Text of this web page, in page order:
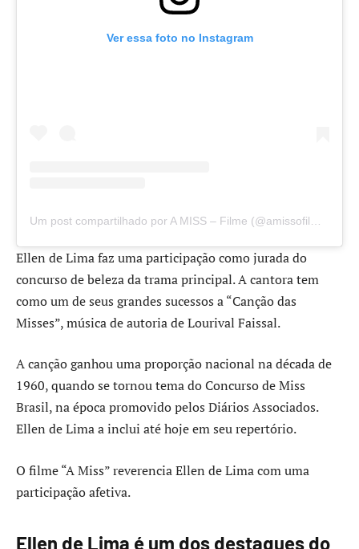
Ver essa foto no Instagram
Ellen de Lima faz uma participação como jurada do
concurso de beleza da trama principal. A cantora tem
como um de seus grandes sucessos a “Canção das
Misses”, música de autoria de Lourival Faissal.
A canção ganhou uma proporção nacional na década de
1960, quando se tornou tema do Concurso de Miss
Brasil, na época promovido pelos Diários Associados.
Ellen de Lima a inclui até hoje em seu repertório.
O filme “A Miss” reverencia Ellen de Lima com uma
participação afetiva.
Ellen de Lima é um dos destaques do